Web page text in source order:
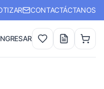
CONTACTÁCTANOS